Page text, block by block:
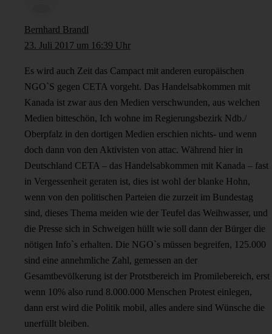
Bernhard Brandl
23. Juli 2017 um 16:39 Uhr
Es wird auch Zeit das Campact mit anderen europäischen
NGO`S gegen CETA vorgeht. Das Handelsabkommen mit
Kanada ist zwar aus den Medien verschwunden, aus welchen
Medien bitteschön, Ich wohne im Regierungsbezirk Ndb./
Oberpfalz in den dortigen Medien erschien nichts- und wenn
doch dann von den Aktivisten von attac. Während hier in
Deutschland CETA – das Handelsabkommen mit Kanada – fast
in Vergessenheit geraten ist, dies ist wohl der blanke Hohn,
wenn von den politischen Parteien die zurzeit im Bundestag
sind, dieses Thema meiden wie der Teufel das Weihwasser, und
die Presse sich in Schweigen hüllt wie soll dann der Bürger die
nötigen Info`s erhalten. Die NGO`s müssen begreifen, 125.000
sind eine annehmliche Zahl, gemessen an der
Gesamtbevölkerung ist der Protstbereich im Promilebereich, erst
wenn 10% also rund 8.000.000 Menschen Protest einlegen,
dann erst wird die Politik mobil, alles andere sind Wünsche die
unerfüllt bleiben.